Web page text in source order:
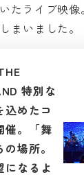
たライブ映
まいました。
特別な
込めたコ
催。「舞
場所。
になるよ